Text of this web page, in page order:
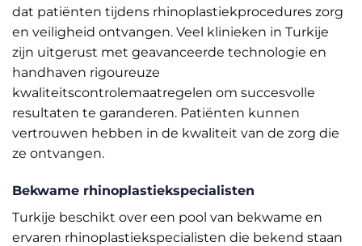
dat patiënten tijdens rhinoplastiekprocedures zorg
en veiligheid ontvangen. Veel klinieken in Turkije
zijn uitgerust met geavanceerde technologie en
handhaven rigoureuze
kwaliteitscontrolemaatregelen om succesvolle
resultaten te garanderen. Patiënten kunnen
vertrouwen hebben in de kwaliteit van de zorg die
ze ontvangen.
Bekwame rhinoplastiekspecialisten
Turkije beschikt over een pool van bekwame en
ervaren rhinoplastiekspecialisten die bekend staan